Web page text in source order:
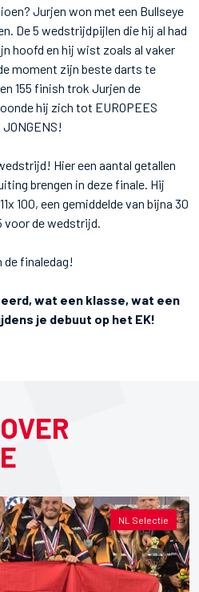
Jurjen won met een Bullseye
De 5 wedstrijdpijlen die hij al had
hoofd en hij wist zoals al vaker
moment zijn beste darts te
155 finish trok Jurjen de
hij zich tot EUROPEES
Hier een aantal getallen
brengen in deze finale. Hij
100, een gemiddelde van bijna 30
voor de wedstrijd.
de finaledag!
wat een klasse, wat een
je debuut op het EK!
NL Selectie